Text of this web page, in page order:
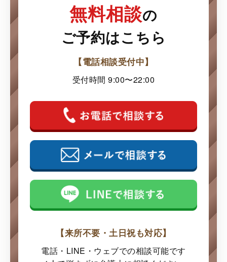
無料相談の
ご予約はこちら
【電話相談受付中】
受付時間 9:00〜22:00
【来所不要・土日祝も対応】
電話・LINE・ウェブでの相談可能です